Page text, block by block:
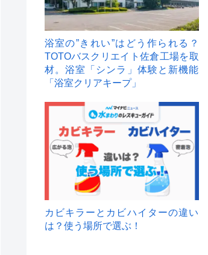
浴室の”きれい”はどう作られる？
TOTOバスクリエイト佐倉工場を取
材。浴室「シンラ」体験と新機能
「浴室クリアキープ」
カビキラーとカビハイターの違い
は？使う場所で選ぶ！